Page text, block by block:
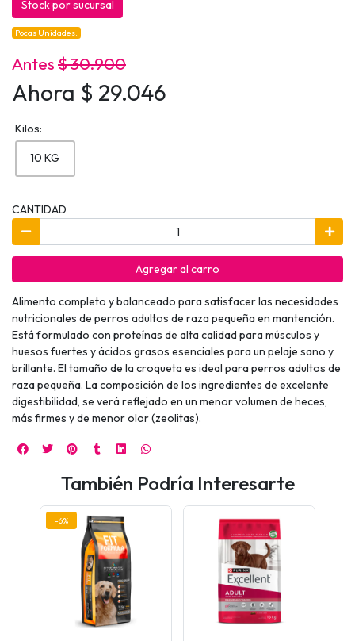
Stock por sucursal
Pocas Unidades.
Antes$ 30.900
Ahora $ 29.046
Kilos:
10 KG
CANTIDAD
Agregar al carro
Alimento completo y balanceado para satisfacer las necesidades
nutricionales de perros adultos de raza pequeña en mantención.
Está formulado con proteínas de alta calidad para músculos y
huesos fuertes y ácidos grasos esenciales para un pelaje sano y
brillante. El tamaño de la croqueta es ideal para perros adultos de
raza pequeña. La composición de los ingredientes de excelente
digestibilidad, se verá reflejado en un menor volumen de heces,
más firmes y de menor olor (zeolitas).
También Podría Interesarte
-6%